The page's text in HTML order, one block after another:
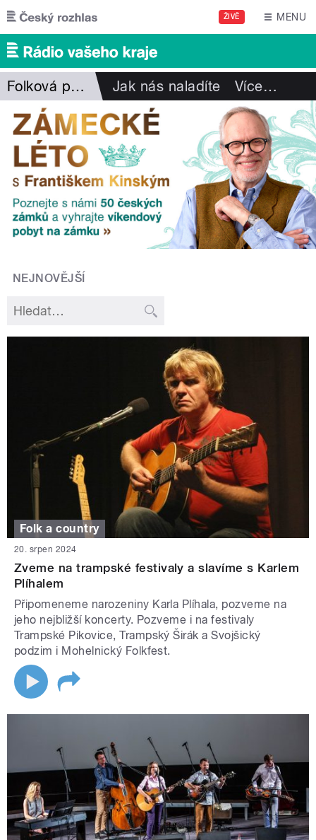
Přejít k hlavnímu obsahu
ŽIVĚ MENU
Folková pohlazení Jak nás naladíte Více…
NEJNOVĚJŠÍ
Folk a country
20. srpen 2024
Zveme na trampské festivaly a slavíme s Karlem
Plíhalem
Připomeneme narozeniny Karla Plíhala, pozveme na
jeho nejbližší koncerty. Pozveme i na festivaly
Trampské Pikovice, Trampský Širák a Svojšický
podzim i Mohelnický Folkfest.